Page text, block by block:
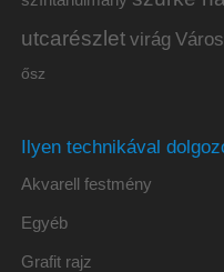
utcarészlet virág
ősz
Ilyen technikával
Akvarell festmény
Egyéb
Grafit rajz